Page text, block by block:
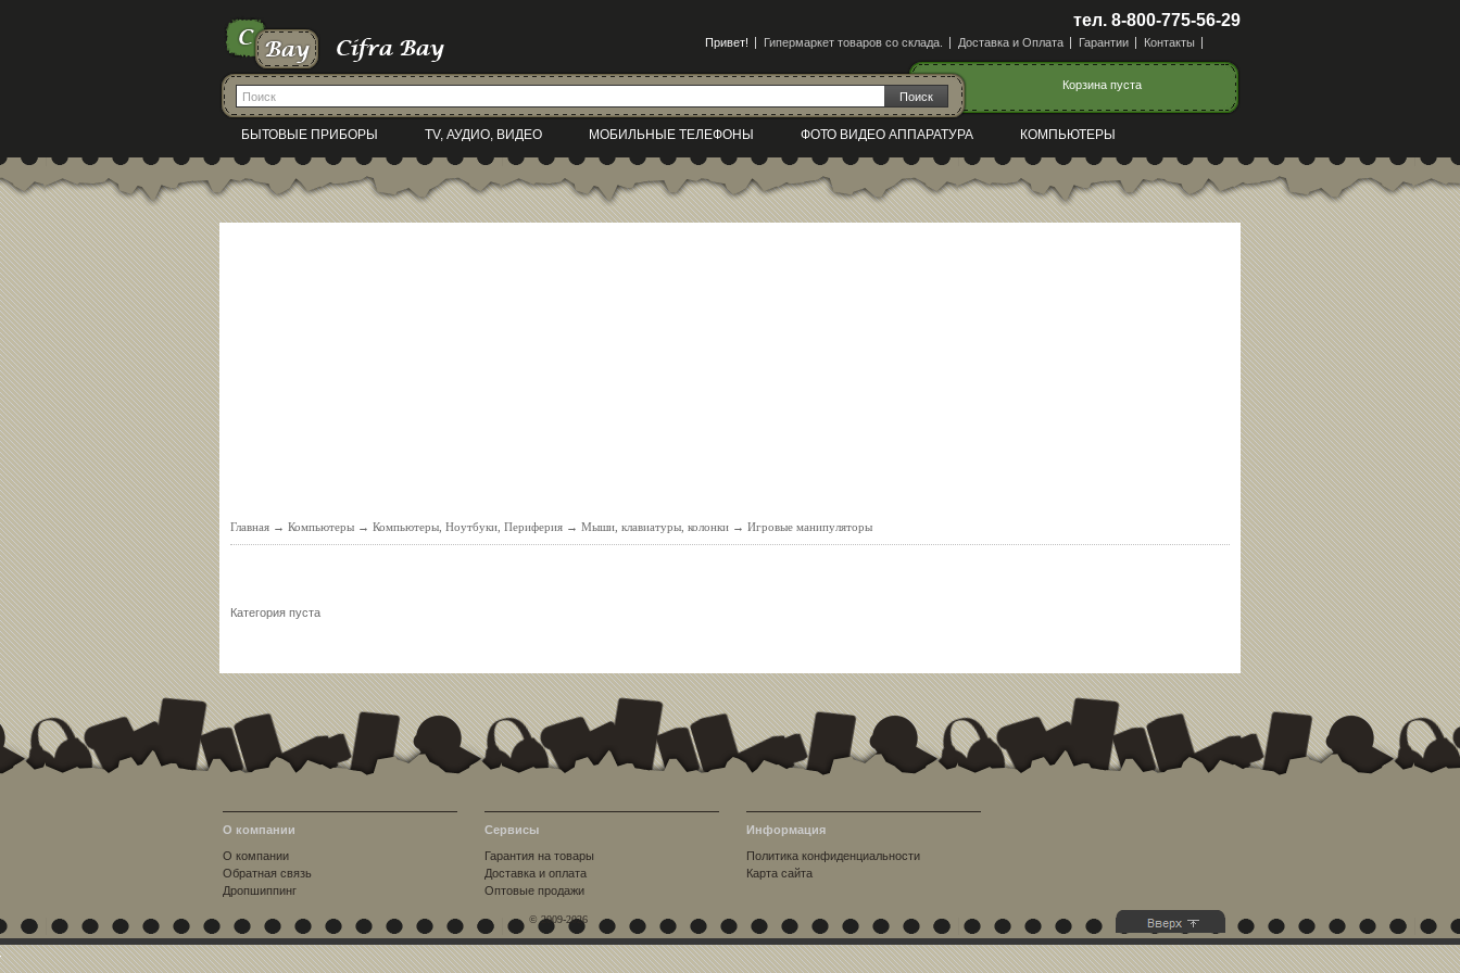
тел. 8-800-775-56-29
Привет! Гипермаркет товаров со склада. Доставка и Оплата Гарантии Контакты
Корзина пуста
БЫТОВЫЕ ПРИБОРЫ TV, АУДИО, ВИДЕО МОБИЛЬНЫЕ ТЕЛЕФОНЫ ФОТО ВИДЕО АППАРАТУРА КОМПЬЮТЕРЫ
Главная → Компьютеры → Компьютеры, Ноутбуки, Периферия → Мыши, клавиатуры, колонки → Игровые манипуляторы
Категория пуста
О компании
О компании
Обратная связь
Дропшиппинг
Сервисы
Гарантия на товары
Доставка и оплата
Оптовые продажи
Информация
Политика конфиденциальности
Карта сайта
© 2009-2026